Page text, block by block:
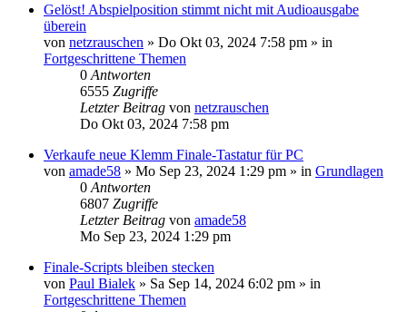
Gelöst! Abspielposition stimmt nicht mit Audioausgabe
überein
von netzrauschen » Do Okt 03, 2024 7:58 pm » in
Fortgeschrittene Themen
0 Antworten
6555 Zugriffe
Letzter Beitrag von netzrauschen
Do Okt 03, 2024 7:58 pm
Verkaufe neue Klemm Finale-Tastatur für PC
von amade58 » Mo Sep 23, 2024 1:29 pm » in Grundlagen
0 Antworten
6807 Zugriffe
Letzter Beitrag von amade58
Mo Sep 23, 2024 1:29 pm
Finale-Scripts bleiben stecken
von Paul Bialek » Sa Sep 14, 2024 6:02 pm » in
Fortgeschrittene Themen